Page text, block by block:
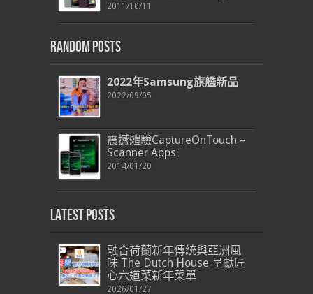
2011/10/11
Random Posts
2022年Samsung旗艦新品
2022/09/05
震撼體驗CaptureOnTouch –
Scanner Apps
2014/01/20
Latest Posts
融合荷蘭新年傳統與亞洲風
味 The Dutch House 呈獻匠
心六道菜新年菜單
2026/01/27